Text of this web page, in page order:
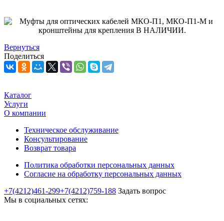
Вернуться
Поделиться
Каталог
Услуги
О компании
Техническое обслуживание
Консультирование
Возврат товара
Политика обработки персональных данных
Согласие на обработку персональных данных
+7(4212)461-299+7(4212)759-188 Задать вопрос
Мы в социальных сетях: